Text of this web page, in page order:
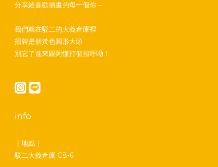
分享給喜歡插畫的每一個你～
我們就在駁二的大義倉庫裡
招牌是個黃色圓形大頭
別忘了進來跟阿懂打個招呼呦！
info
｜地點｜
駁二大義倉庫 C8-6